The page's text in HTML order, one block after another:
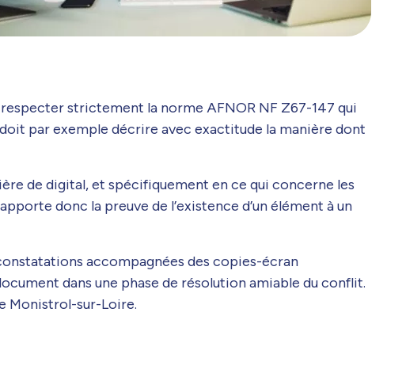
strictement la norme AFNOR NF Z67-147 qui
par exemple décrire avec exactitude la manière dont
de digital, et spécifiquement en ce qui concerne les
donc la preuve de l’existence d’un élément à un
accompagnées des copies-écran
dans une phase de résolution amiable du conflit.
Monistrol-sur-Loire.